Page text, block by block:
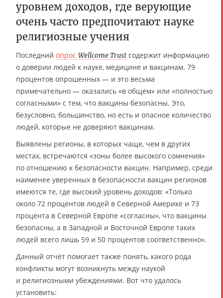
уровнем доходов, где верующие
очень часто предпочитают науке
религиозные учения
Последний опрос Wellcome Trust содержит информацию
о доверии людей к науке, медицине и вакцинам. 79
процентов опрошенных — и это весьма
примечательно — оказались «в общем» или «полностью
согласными» с тем, что вакцины безопасны. Это,
безусловно, большинство, но есть и опасное количество
людей, которые не доверяют вакцинам.
Выявлены регионы, в которых чаще, чем в других
местах, встречаются «зоны более высокого сомнения»
по отношению к безопасности вакцин. Например, среди
наименее уверенных в безопасности вакцин регионов
имеются те, где высокий уровень доходов: «Только
около 72 процентов людей в Северной Америке и 73
процента в Северной Европе «согласны», что вакцины
безопасны, а в Западной и Восточной Европе таких
людей всего лишь 59 и 50 процентов соответственно».
Данный отчёт помогает также понять, какого рода
конфликты могут возникнуть между наукой
и религиозными убеждениями. Вот что удалось
установить: